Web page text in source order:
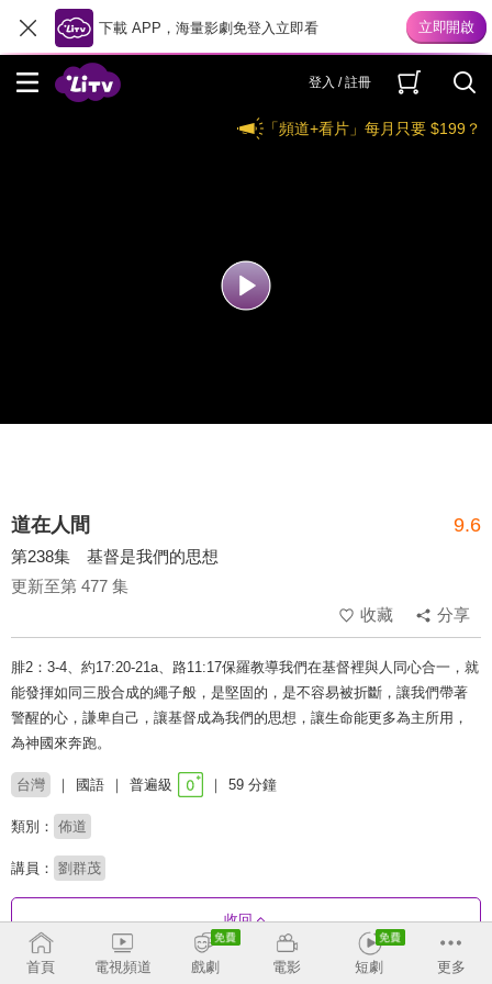
下載 APP，海量影劇免登入立即看
登入 / 註冊
「頻道+看片」每月只要 $199？
道在人間 9.6
第238集 基督是我們的思想
更新至第 477 集
收藏
分享
腓2：3-4、約17:20-21a、路11:17保羅教導我們在基督裡與人同心合一，就
能發揮如同三股合成的繩子般，是堅固的，是不容­易被折斷，讓我們帶著
警醒的心，謙卑自己，讓基督成為我們的思想，讓生命能更多為主所­用，
為神國來奔跑。
台灣 國語 普遍級 59 分鐘
類別： 佈道
講員： 劉群茂
收回
首頁 電視頻道 戲劇 電影 短劇 更多